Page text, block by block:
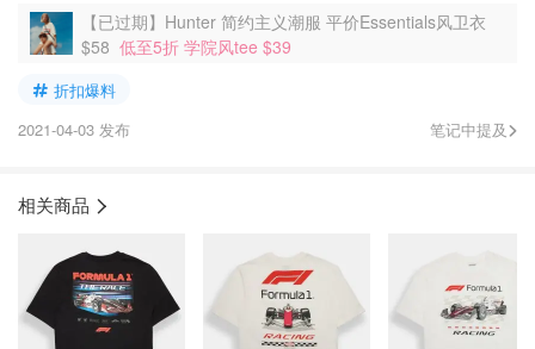
【已过期】Hunter 简约主义潮服 平价Essentials风卫衣
$58 低至5折 学院风tee $39
折扣爆料
2021-04-03 发布
笔记中提及
相关商品